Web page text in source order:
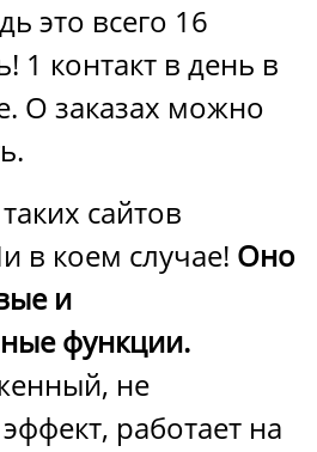
это всего 16
1 контакт в день в
О заказах можно
сайтов
в коем случае! Оно
и
функции.
не
работает на